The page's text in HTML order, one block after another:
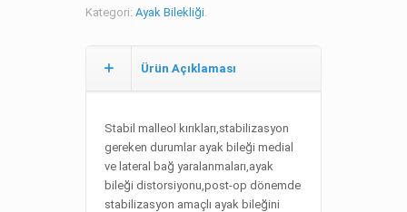
Kategori: Ayak Bilekliği
Ürün Açıklaması
Stabil malleol kırıkları,stabilizasyon
gereken durumlar ayak bileği medial
ve lateral bağ yaralanmaları,ayak
bileği distorsiyonu,post-op dönemde
stabilizasyon amaçlı ayak bileğini